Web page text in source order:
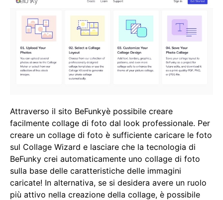
Attraverso il sito BeFunkyè possibile creare
facilmente collage di foto dal look professionale. Per
creare un collage di foto è sufficiente caricare le foto
sul Collage Wizard e lasciare che la tecnologia di
BeFunky crei automaticamente uno collage di foto
sulla base delle caratteristiche delle immagini
caricate! In alternativa, se si desidera avere un ruolo
più attivo nella creazione della collage, è possibile